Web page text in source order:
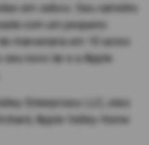
em sebos. Seu caminho
com um pequeno
marcenaria em 10 acres
novo lar e a Apple
Enterprises LLC, eles
Apple Valley Home